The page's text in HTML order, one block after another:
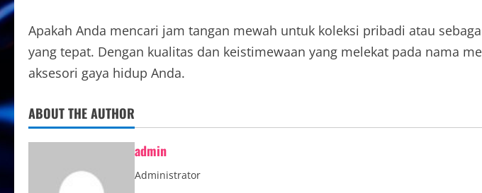
Apakah Anda mencari jam tangan mewah untuk koleksi pribadi atau
yang tepat. Dengan kualitas dan keistimewaan yang melekat pada nama
aksesori gaya hidup Anda.
ABOUT THE AUTHOR
admin
Administrator